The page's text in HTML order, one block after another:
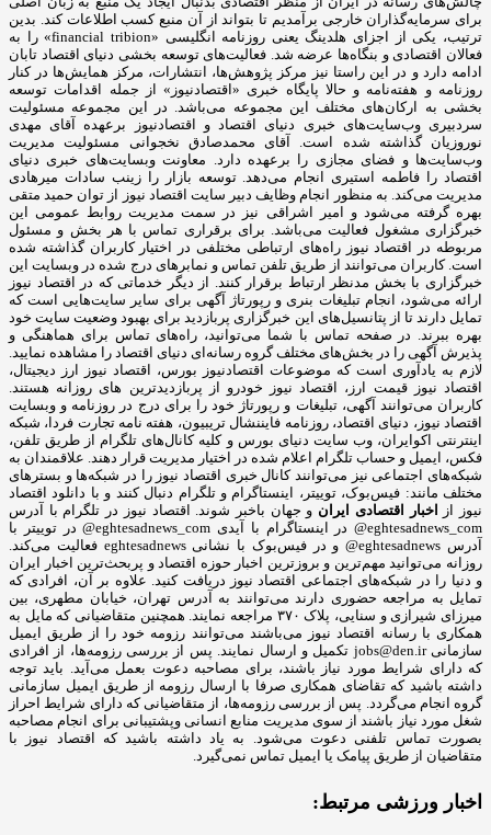
برای سرمایه‌گذاران خارجی برآمدیم تا بتواند از آن منبع کسب اطلاعات کند. بدین
ترتیب، یکی از اجزای هلدینگ یعنی روزنامه انگلیسی «financial tribion» را به
فعالان اقتصادی و بنگاه‌ها عرضه شد. فعالیت‌های توسعه بخشی دنیای اقتصاد تابان
ادامه دارد و در این راستا نیز مرکز پژوهش‌ها، انتشارات، مرکز همایش‌ها در کنار
روزنامه و هفته‌نامه و حالا پایگاه خبری «اقتصادنیوز» از جمله اقدامات توسعه
بخشی به ارکان‌های مختلف این مجموعه می‌باشد. در این مجموعه مسئولیت
سردبیری وب‌سایت‌های خبری دنیای اقتصاد و اقتصادنیوز برعهده آقای مهدی
نوروزیان گذاشته شده است. آقای محمدصادق نخجوانی مسئولیت مدیریت
وب‌سایت‌ها و فضای مجازی را برعهده دارد. معاونت وبسایت‌های خبری دنیای
اقتصاد را فاطمه استیری انجام می‌دهد. توسعه بازار را زینب سادات میرهادی
مدیریت می‌کند. به منظور انجام وظایف دبیر سایت اقتصاد نیوز از توان حمید متقی
بهره گرفته می‌شود و امیر اشراقی نیز در سمت مدیریت روابط عمومی این
خبرگزاری مشغول فعالیت می‌باشد. برای برقراری تماس با هر بخش و مسئول
مربوطه در اقتصاد نیوز راه‌های ارتباطی مختلفی در اختیار کاربران گذاشته شده
است. کاربران می‌توانند از طریق تلفن تماس و نمابرهای درج شده در وبسایت این
خبرگزاری با بخش مدنظر ارتباط برقرار کنند. از دیگر خدماتی که در اقتصاد نیوز
ارائه می‌شود، انجام تبلیغات بنری و رپورتاژ آگهی برای سایر سایت‌هایی است که
تمایل دارند تا از پتانسیل‌های این خبرگزاری پربازدید برای بهبود وضعیت سایت خود
بهره ببرند. در صفحه تماس با شما می‌توانید، راه‌های تماس برای هماهنگی و
پذیرش آگهی را در بخش‌های مختلف گروه رسانه‌ای دنیای اقتصاد را مشاهده نمایید.
لازم به یادآوری است که موضوعات اقتصادنیوز بورس، اقتصاد نیوز ارز دیجیتال،
اقتصاد نیوز قیمت ارز، اقتصاد نیوز خودرو از پربازدیدترین های روزانه هستند.
کاربران می‌توانند آگهی، تبلیغات و رپورتاژ خود را برای درج در روزنامه و وبسایت
اقتصاد نیوز، دنیای اقتصاد، روزنامه فایننشال تریبیون، هفته نامه تجارت فردا، شبکه
اینترنتی اکوایران، وب سایت دنیای بورس و کلیه کانال‌های تلگرام از طریق تلفن،
فکس، ایمیل و حساب تلگرام اعلام شده در اختیار مدیریت قرار دهند. علاقمندان به
شبکه‎‌های اجتماعی نیز می‌توانند کانال خبری اقتصاد نیوز را در شبکه‌ها و بسترهای
مختلف مانند: فیس‌بوک، توییتر، اینستاگرام و تلگرام دنبال کنند و با دانلود اقتصاد
نیوز از اخبار اقتصادی ایران و جهان باخبر شوند. اقتصاد نیوز در تلگرام با آدرس
eghtesadnews_com@ در اینستاگرام با آیدی eghtesadnews_com@ در توییتر با
آدرس eghtesadnews@ و در فیس‌بوک با نشانی eghtesadnews فعالیت می‌کند.
روزانه می‌توانید مهم‌ترین و بروزترین اخبار حوزه اقتصاد و پربحث‌ترین اخبار ایران
و دنیا را در شبکه‌های اجتماعی اقتصاد نیوز دریافت کنید. علاوه بر آن، افرادی که
تمایل به مراجعه حضوری دارند می‌توانند به آدرس تهران، خیابان مطهری، بین
میرزای شیرازی و سنایی، پلاک ۳۷۰ مراجعه نمایند. همچنین متقاضیانی که مایل به
همکاری با رسانه‌ اقتصاد نیوز می‌باشند می‌توانند رزومه خود را از طریق ایمیل
سازمانی jobs@den.ir تکمیل و ارسال نمایند. پس از بررسی رزومه‌ها، از افرادی
که دارای شرایط مورد نیاز باشند، برای مصاحبه دعوت بعمل می‌آید. باید توجه
داشته باشید که تقاضای همکاری صرفا با ارسال رزومه از طریق ایمیل سازمانی
گروه انجام می‌گردد. پس از بررسی رزومه‌ها، از متقاضیانی که دارای شرایط احراز
شغل مورد نیاز باشند از سوی مدیریت منابع انسانی وپشتیبانی برای انجام مصاحبه
بصورت تماس تلفنی دعوت می‌شود. به یاد داشته باشید که اقتصاد نیوز با
متقاضیان از طریق پیامک یا ایمیل تماس نمی‌گیرد.
اخبار ورزشی مرتبط: